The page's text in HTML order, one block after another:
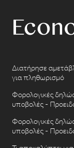
Διατήρησε
για πληθωρισμό
Φορολογικές
υποβολές -
Φορολογικές
υποβολές -